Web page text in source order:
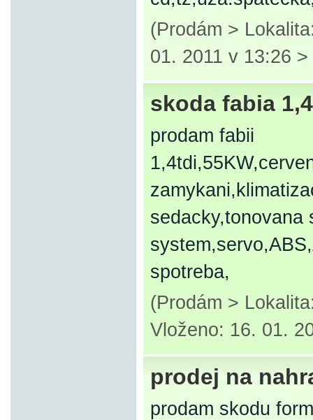
(Prodám >
01. 2011 v 13:26 >
skoda fabia
prodam fabii
sedacky,tonovana
spotreba,
(Prodám >
Vloženo: 16. 01.
prodej na
prodam skodu